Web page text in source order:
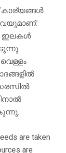
കാര്യങ്ങൾ
ഇലകൾ
are taken
are